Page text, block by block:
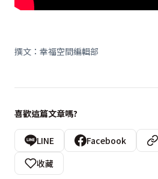
撰文：幸福空間編輯部
喜歡這篇文章嗎?
LINE Facebook
收藏